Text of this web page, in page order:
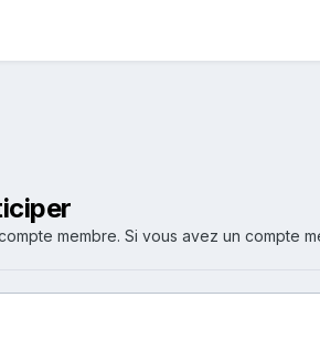
membre. Si vous avez un compte